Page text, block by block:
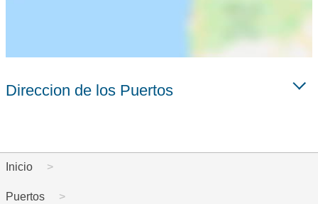
Direccion de los Puertos
Inicio
Puertos